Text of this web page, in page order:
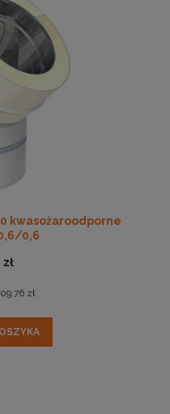
kwasożaroodporne
0,6
zł